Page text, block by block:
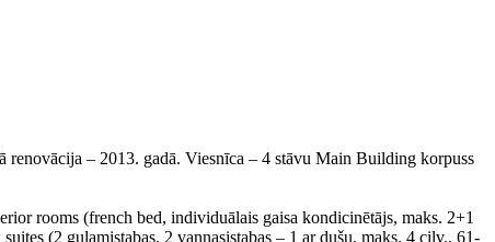
– 2013. gadā. Viesnīca – 4 stāvu Main Building korpuss
rooms (french bed, individuālais gaisa kondicinētājs, maks. 2+1
(2 guļamistabas, 2 vannasistabas – 1 ar dušu, maks. 4 cilv., 61-